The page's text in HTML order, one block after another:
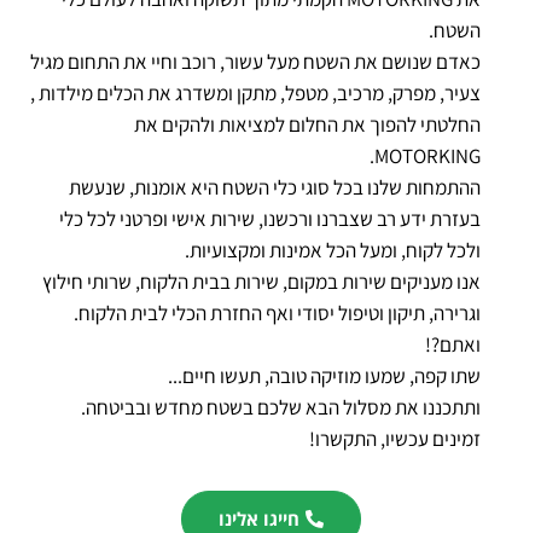
השטח.
כאדם שנושם את השטח מעל עשור, רוכב וחיי את התחום מגיל
צעיר, מפרק, מרכיב, מטפל, מתקן ומשדרג את הכלים מילדות ,
החלטתי להפוך את החלום למציאות ולהקים את
MOTORKING.
ההתמחות שלנו בכל סוגי כלי השטח היא אומנות, שנעשת
בעזרת ידע רב שצברנו ורכשנו, שירות אישי ופרטני לכל כלי
ולכל לקוח, ומעל הכל אמינות ומקצועיות.
אנו מעניקים שירות במקום, שירות בבית הלקוח, שרותי חילוץ
וגרירה, תיקון וטיפול יסודי ואף החזרת הכלי לבית הלקוח.
ואתם?!
שתו קפה, שמעו מוזיקה טובה, תעשו חיים...
ותתכננו את מסלול הבא שלכם בשטח מחדש ובביטחה.
זמינים עכשיו, התקשרו!
חייגו אלינו